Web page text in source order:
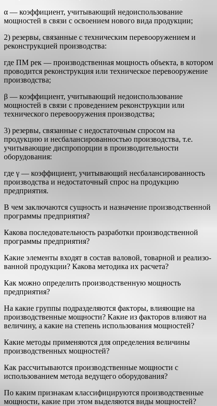
α — коэффициент, учитывающий недоиспользование
мощностей в связи с освоением нового вида продукции;
2) резервы, связанные с техническим перевооружением и
рекон­струкцией производства:
где ПМ рек — производственная мощность объекта, в котором
проводится реконструкция или техническое пере­вооружение
производства;
β — коэффициент, учитывающий недоиспользование
мощностей в связи с проведением реконструкции или
технического перевооружения производства;
3) резервы, связанные с недостаточным спросом на
продукцию и несбалансированностью производства, т.е.
учитывающие диспро­порции в производительности
оборудования:
где γ — коэффициент, учитывающий несбалансированность
производства и недостаточный спрос на продукцию
предприятия.
В чем заключаются сущность и назначение производственной
программы предприятия?
Какова последовательность разработки производственной
про­граммы предприятия?
Какие элементы входят в состав валовой, товарной и реализо­
ванной продукции? Какова методика их расчета?
Как можно определить производственную мощность
предприятия?
На какие группы подразделяются факторы, влияющие на
произ­водственные мощности? Какие из факторов влияют на
величину, а какие на степень использования мощностей?
Какие методы применяются для определения величины
произ­водственных мощностей?
Как рассчитываются производственные мощности с
использова­нием метода ведущего оборудования?
По каким признакам классифицируются производственные
мощности, какие при этом выделяются виды мощностей?